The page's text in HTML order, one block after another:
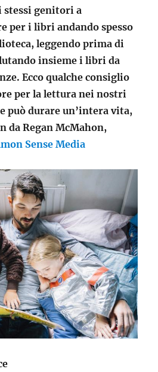
stessi genitori a
per i libri andando spesso
leggendo prima di
insieme i libri da
Ecco qualche consiglio
per la lettura nei nostri
può durare un’intera vita,
da Regan McMahon,
Sense Media